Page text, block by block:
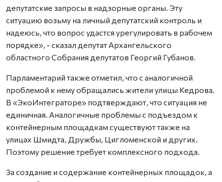
депутатские запросы в надзорные органы. Эту
ситуацию возьму на личный депутатский контроль и
надеюсь, что вопрос удастся урегулировать в рабочем
порядке», - сказал депутат Архангельского
областного Собрания депутатов Георгий Губанов.
Парламентарий также отметил, что с аналогичной
проблемой к нему обращались жители улицы Кедрова.
В «ЭкоИнтеграторе» подтверждают, что ситуация не
единичная. Аналогичные проблемы с подъездом к
контейнерным площадкам существуют также на
улицах Шмидта, Дружбы, Цигломенской и других.
Поэтому решение требует комплексного подхода.
За создание и содержание контейнерных площадок, а